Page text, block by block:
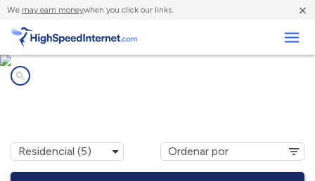
We may earn moneywhen you click our links. ×